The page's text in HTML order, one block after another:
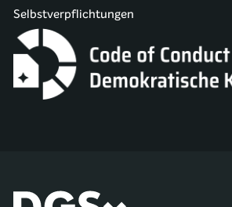
Selbstverpflichtungen